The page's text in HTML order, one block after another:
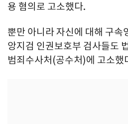
용 혐의로 고소했다.
뿐만 아니라 자신에 대해 구속
앙지검 인권보호부 검사들도
범죄수사처(공수처)에 고소했